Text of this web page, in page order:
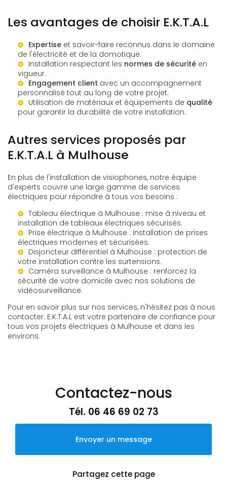
Les avantages de choisir E.K.T.A.L
Expertise et savoir-faire reconnus dans le domaine
de l'électricité et de la domotique.
Installation respectant les normes de sécurité en
vigueur.
Engagement client avec un accompagnement
personnalisé tout au long de votre projet.
Utilisation de matériaux et équipements de qualité
pour garantir la durabilité de votre installation.
Autres services proposés par
E.K.T.A.L à Mulhouse
En plus de l'installation de visiophones, notre équipe
d'experts couvre une large gamme de services
électriques pour répondre à tous vos besoins :
Tableau électrique à Mulhouse : mise à niveau et
installation de tableaux électriques sécurisés.
Prise électrique à Mulhouse : installation de prises
électriques modernes et sécurisées.
Disjoncteur différentiel à Mulhouse : protection de
votre installation contre les surtensions.
Caméra surveillance à Mulhouse : renforcez la
sécurité de votre domicile avec nos solutions de
vidéosurveillance.
Pour en savoir plus sur nos services, n'hésitez pas à nous
contacter. E.K.T.A.L est votre partenaire de confiance pour
tous vos projets électriques à Mulhouse et dans les
environs.
Contactez-nous
Tél. 06 46 69 02 73
Envoyer un message
Partagez cette page